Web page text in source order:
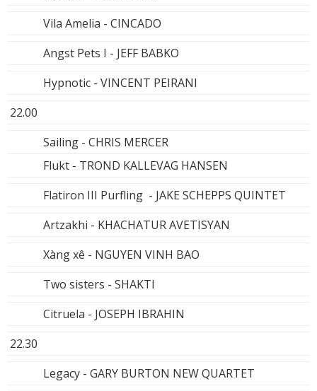
Vila Amelia - CINCADO
Angst Pets I - JEFF BABKO
Hypnotic - VINCENT PEIRANI
22.00
Sailing - CHRIS MERCER
Flukt - TROND KALLEVAG HANSEN
Flatiron III Purfling - JAKE SCHEPPS QUINTET
Artzakhi - KHACHATUR AVETISYAN
Xàng xê - NGUYEN VINH BAO
Two sisters - SHAKTI
Citruela - JOSEPH IBRAHIN
22.30
Legacy - GARY BURTON NEW QUARTET